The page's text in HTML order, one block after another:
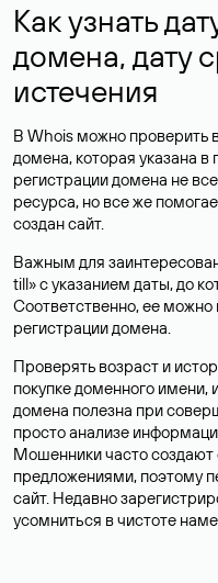
Как узнать
домена, дату
истечения
В Whois можно проверить
домена, которая указана в
регистрации домена не
ресурса, но все же
создан сайт.
Важным для
till» с указанием даты, до
Соответственно, ее можно
регистрации домена.
Проверять возраст и
покупке доменного имени,
домена полезна при
просто анализе
Мошенники часто
предложениями, поэтому
сайт. Недавно
усомниться в чистоте